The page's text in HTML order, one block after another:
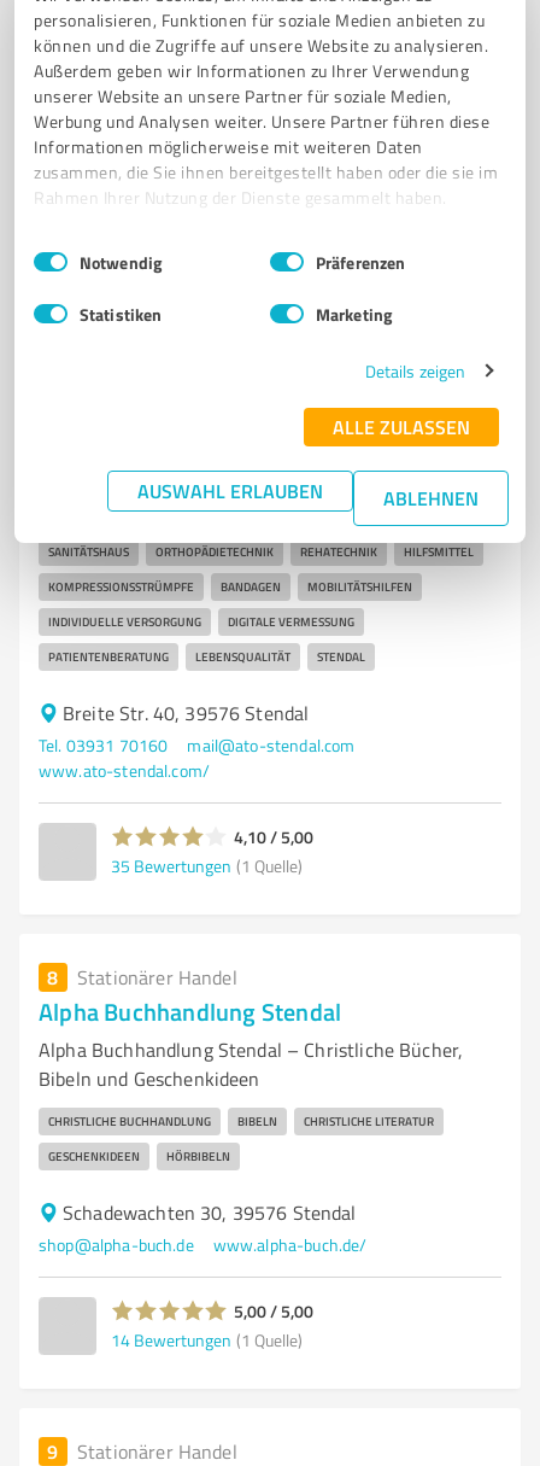
personalisieren, Funktionen für soziale Medien anbieten zu
können und die Zugriffe auf unsere Website zu analysieren.
Außerdem geben wir Informationen zu Ihrer Verwendung
unserer Website an unsere Partner für soziale Medien,
Werbung und Analysen weiter. Unsere Partner führen diese
Informationen möglicherweise mit weiteren Daten
zusammen, die Sie ihnen bereitgestellt haben oder die sie im
Rahmen Ihrer Nutzung der Dienste gesammelt haben.
Impressum Datenschutzbestimmungen
Einwilligungsauswahl
Notwendig Präferenzen
Statistiken Marketing
Details zeigen
ALLE ZULASSEN
AUSWAHL ERLAUBEN ABLEHNEN
LIEFERGEBIET QUALITÄT FRISCHE SERVICE
KULINARISCHE ERLEBNISSE FAMILIENUNTERNEHMEN
Buschstückenstraße 14, 39638 Gardelegen
Tel. 03907 77610
info@sb-recker-gardelegen.de
www.sb-recker-gardelegen.de/
45Bewertungen (1 Quelle)
AtO Atelier für technische Orthopädie |
Individuelle Hilfsmittel und Beratung im Sanitätshaus
AtO Stendal
SANITÄTSHAUS ORTHOPÄDIETECHNIK REHATECHNIK HILFSMITTEL
KOMPRESSIONSSTRÜMPFE BANDAGEN MOBILITÄTSHILFEN
INDIVIDUELLE VERSORGUNG DIGITALE VERMESSUNG
PATIENTENBERATUNG LEBENSQUALITÄT STENDAL
Breite Str. 40, 39576 Stendal
Tel. 03931 70160
mail@ato-stendal.com
www.ato-stendal.com/
4,10 / 5,00
35 Bewertungen (1 Quelle)
8 Stationärer Handel
Alpha Buchhandlung Stendal
Alpha Buchhandlung Stendal – Christliche Bücher,
Bibeln und Geschenkideen
CHRISTLICHE BUCHHANDLUNG BIBELN CHRISTLICHE LITERATUR
GESCHENKIDEEN HÖRBIBELN
Schadewachten 30, 39576 Stendal
shop@alpha-buch.de www.alpha-buch.de/
5,00 / 5,00
14 Bewertungen (1 Quelle)
9 Stationärer Handel